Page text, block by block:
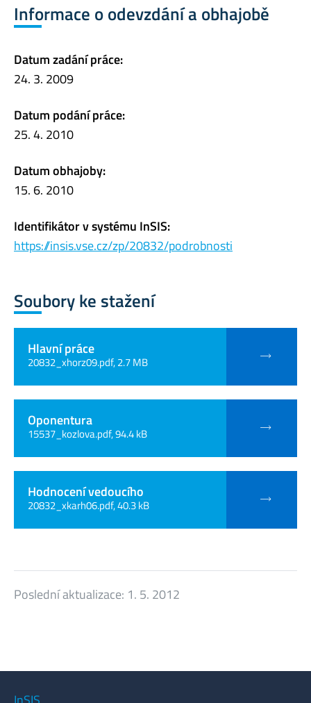
Informace o odevzdání a obhajobě
Datum zadání práce:
24. 3. 2009
Datum podání práce:
25. 4. 2010
Datum obhajoby:
15. 6. 2010
Identifikátor v systému InSIS:
https://insis.vse.cz/zp/20832/podrobnosti
Soubory ke stažení
Hlavní práce
20832_xhorz09.pdf, 2.7 MB
Oponentura
15537_kozlova.pdf, 94.4 kB
Hodnocení vedoucího
20832_xkarh06.pdf, 40.3 kB
Poslední aktualizace: 1. 5. 2012